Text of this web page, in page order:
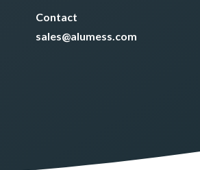
Contact
sales@alumess.com